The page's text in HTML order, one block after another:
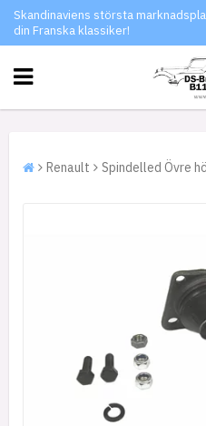
Skandinaviens största
din Franska klassiker!
Renault Spindelled Övre